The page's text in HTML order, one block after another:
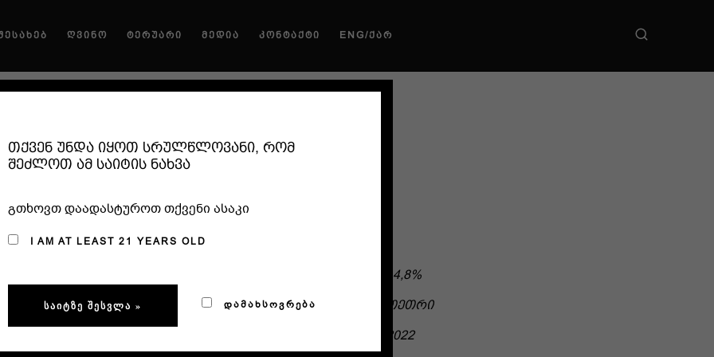
ᲦᲕᲘᲜᲝ ᲢᲔᲠᲣᲐᲠᲘ ᲛᲔᲓᲘᲐ ᲙᲝᲜᲢᲐᲥᲢᲘ ENG/ᲥᲐᲠ
2022
14,8%
ᲤᲔᲠᲘ ᲗᲔᲗᲠᲘ
2022
თქვენ უნდა იყოთ სრულწლოვანი, რომ
შეძლოთ ამ საიტის ნახვა
გთხოვთ დაადასტუროთ თქვენი ასაკი
I AM AT LEAST 21 YEARS OLD
ᲓᲐᲛᲐᲮᲡᲝᲕᲠᲔᲑᲐ